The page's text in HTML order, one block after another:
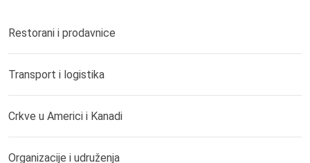
Restorani i prodavnice
Transport i logistika
Crkve u Americi i Kanadi
Organizacije i udruženja